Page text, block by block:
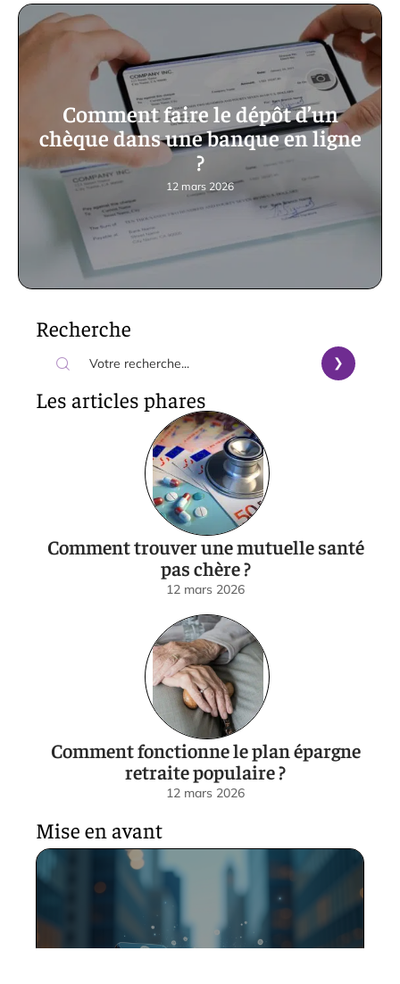
Comment faire le dépôt d’un
chèque dans une banque en ligne
?
12 mars 2026
Recherche
Les articles phares
Comment trouver une mutuelle santé
pas chère ?
12 mars 2026
Comment fonctionne le plan épargne
retraite populaire ?
12 mars 2026
Mise en avant
Crypto du futur : comment